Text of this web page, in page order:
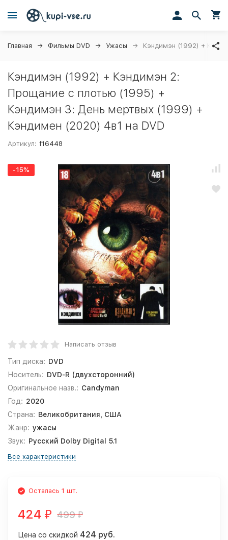
Главная Фильмы DVD Ужасы Кэндимэн (1992) +
Кэндимэн (1992) + Кэндимэн 2:
Прощание с плотью (1995) +
Кэндимэн 3: День мертвых (1999) +
Кэндимен (2020) 4в1 на DVD
Артикул: f16448
-15%
Написать отзыв
Тип диска: DVD
Носитель: DVD-R (двухсторонний)
Оригинальное назв.: Candyman
Год: 2020
Страна: Великобритания, США
Жанр: ужасы
Звук: Русский Dolby Digital 5.1
Все характеристики
Осталась 1 шт.
424 ₽ 499₽
Цена со скидкой 424 руб.